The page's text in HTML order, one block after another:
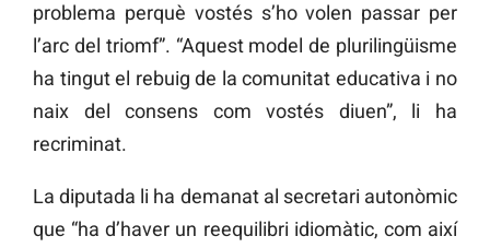
problema perquè vostés s’ho volen passar per
l’arc del triomf”. “Aquest model de plurilingüisme
ha tingut el rebuig de la comunitat educativa i no
naix del consens com vostés diuen”, li ha
recriminat.
La diputada li ha demanat al secretari autonòmic
que “ha d’haver un reequilibri idiomàtic, com així